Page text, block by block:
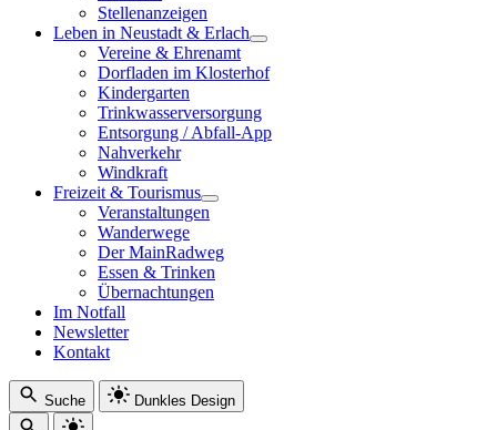
Stellenanzeigen
Leben in Neustadt & Erlach
Vereine & Ehrenamt
Dorfladen im Klosterhof
Kindergarten
Trinkwasserversorgung
Entsorgung / Abfall-App
Nahverkehr
Windkraft
Freizeit & Tourismus
Veranstaltungen
Wanderwege
Der MainRadweg
Essen & Trinken
Übernachtungen
Im Notfall
Newsletter
Kontakt
Suche Dunkles Design